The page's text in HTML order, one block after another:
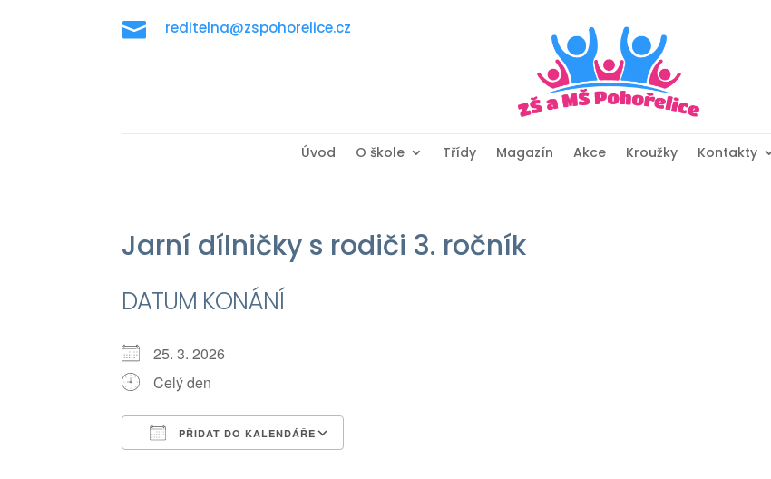
 reditelna@zspohorelice.cz
Úvod O škole Třídy Magazín Akce Kroužky Kontakty
Jarní dílničky s rodiči 3. ročník
DATUM KONÁNÍ
25. 3. 2026
Celý den
PŘIDAT DO KALENDÁŘE